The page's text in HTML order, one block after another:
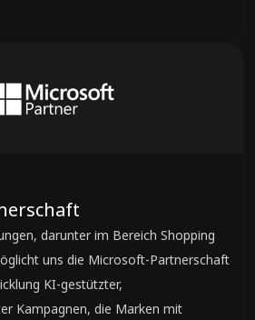
darunter im Bereich Shopping
uns die Microsoft-Partnerschaft
KI-gestützter,
Kampagnen, die Marken mit